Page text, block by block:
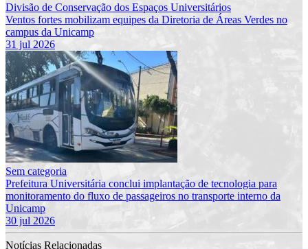
Divisão de Conservação dos Espaços Universitários
Ventos fortes mobilizam equipes da Diretoria de Áreas Verdes no
campus da Unicamp
31 jul 2026
Sem categoria
Prefeitura Universitária conclui implantação de tecnologia para
monitoramento do fluxo de passageiros no transporte interno da
Unicamp
30 jul 2026
Notícias Relacionadas